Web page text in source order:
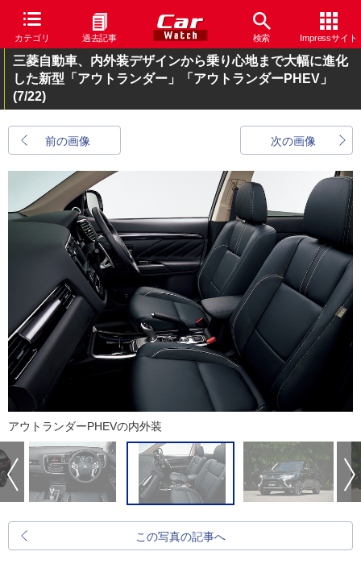
カテゴリ 過去記事 検索 Impressサイト
三菱自動車、内外装デザインから乗り心地まで大幅に進化
した新型「アウトランダー」「アウトランダーPHEV」
(7/22)
前の画像 次の画像
アウトランダーPHEVの内外装
この写真の記事へ